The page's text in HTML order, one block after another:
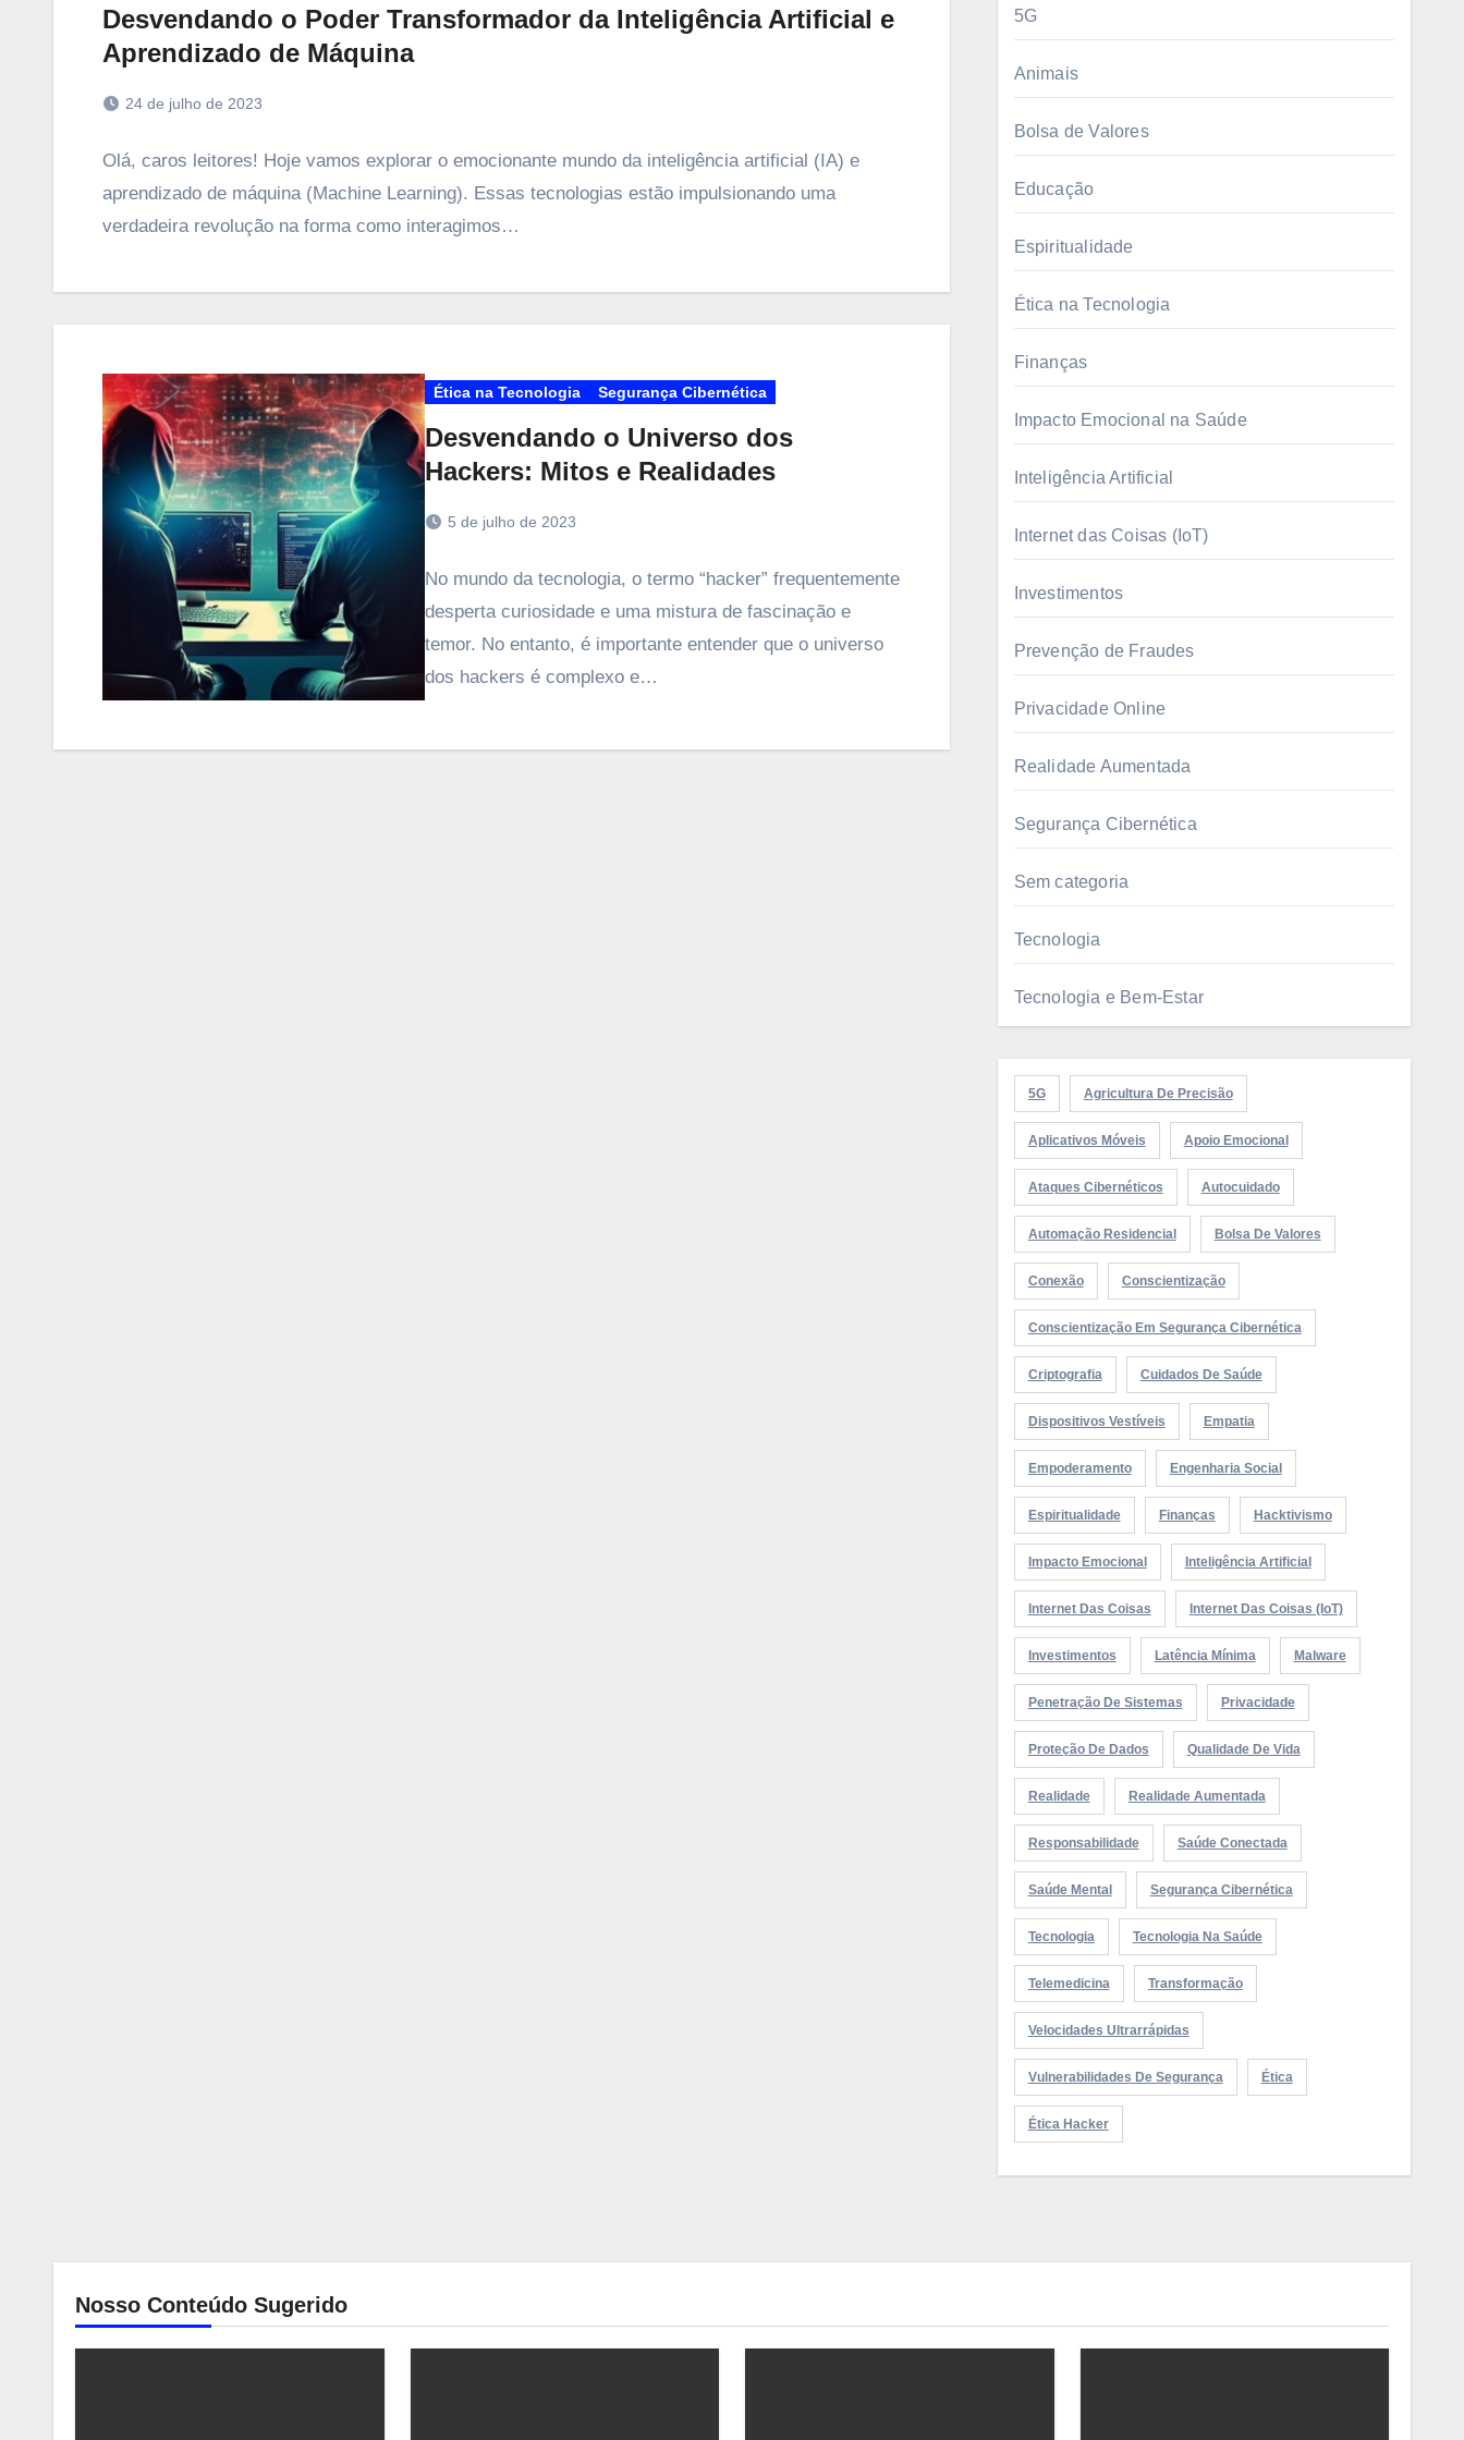
Desvendando o Poder Transformador da Inteligência Artificial e
Aprendizado de Máquina
24 de julho de 2023
Olá, caros leitores! Hoje vamos explorar o emocionante mundo da inteligência artificial (IA) e
aprendizado de máquina (Machine Learning). Essas tecnologias estão impulsionando uma
verdadeira revolução na forma como interagimos…
Ética na Tecnologia Segurança Cibernética
Desvendando o Universo dos
Hackers: Mitos e Realidades
5 de julho de 2023
No mundo da tecnologia, o termo “hacker” frequentemente
desperta curiosidade e uma mistura de fascinação e
temor. No entanto, é importante entender que o universo
dos hackers é complexo e…
5G
Animais
Bolsa de Valores
Educação
Espiritualidade
Ética na Tecnologia
Finanças
Impacto Emocional na Saúde
Inteligência Artificial
Internet das Coisas (IoT)
Investimentos
Prevenção de Fraudes
Privacidade Online
Realidade Aumentada
Segurança Cibernética
Sem categoria
Tecnologia
Tecnologia e Bem-Estar
5G Agricultura De Precisão
Aplicativos Móveis Apoio Emocional
Ataques Cibernéticos Autocuidado
Automação Residencial Bolsa De Valores
Conexão Conscientização
Conscientização Em Segurança Cibernética
Criptografia Cuidados De Saúde
Dispositivos Vestíveis Empatia
Empoderamento Engenharia Social
Espiritualidade Finanças Hacktivismo
Impacto Emocional Inteligência Artificial
Internet Das Coisas Internet Das Coisas (IoT)
Investimentos Latência Mínima Malware
Penetração De Sistemas Privacidade
Proteção De Dados Qualidade De Vida
Realidade Realidade Aumentada
Responsabilidade Saúde Conectada
Saúde Mental Segurança Cibernética
Tecnologia Tecnologia Na Saúde
Telemedicina Transformação
Velocidades Ultrarrápidas
Vulnerabilidades De Segurança Ética
Ética Hacker
Nosso Conteúdo Sugerido